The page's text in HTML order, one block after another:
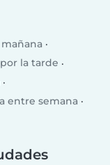
la tarde
entre semana